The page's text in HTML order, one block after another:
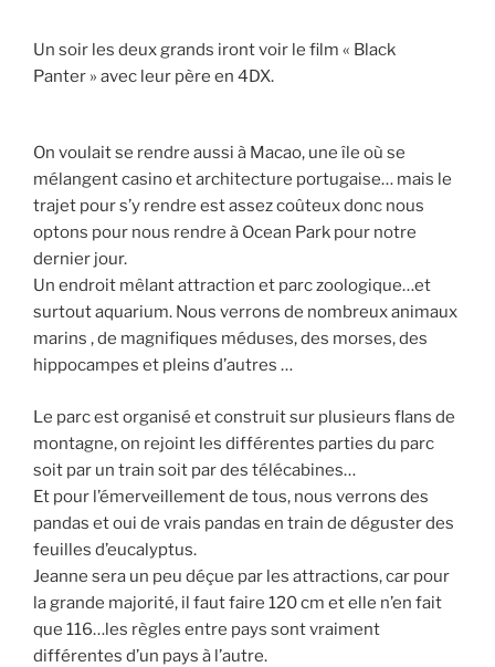
Un soir les deux grands iront voir le film « Black
Panter » avec leur père en 4DX.
On voulait se rendre aussi à Macao, une île où se
mélangent casino et architecture portugaise… mais le
trajet pour s’y rendre est assez coûteux donc nous
optons pour nous rendre à Ocean Park pour notre
dernier jour.
Un endroit mêlant attraction et parc zoologique…et
surtout aquarium. Nous verrons de nombreux animaux
marins , de magnifiques méduses, des morses, des
hippocampes et pleins d’autres …
Le parc est organisé et construit sur plusieurs flans de
montagne, on rejoint les différentes parties du parc
soit par un train soit par des télécabines…
Et pour l’émerveillement de tous, nous verrons des
pandas et oui de vrais pandas en train de déguster des
feuilles d’eucalyptus.
Jeanne sera un peu déçue par les attractions, car pour
la grande majorité, il faut faire 120 cm et elle n’en fait
que 116…les règles entre pays sont vraiment
différentes d’un pays à l’autre.